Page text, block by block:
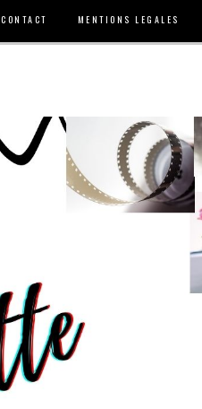
CONTACT MENTIONS LEGALES